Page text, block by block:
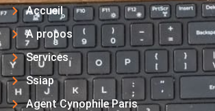
Accueil
A propos
Services
Ssiap
Agent Cynophile Paris